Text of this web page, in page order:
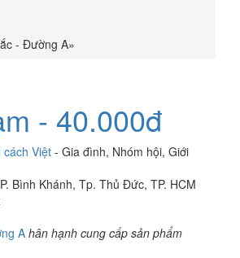
- Đường A»
- 40.000đ
cách Việt- Gia đình, Nhóm hội, Giới
Bình Khánh, Tp. Thủ Đức, TP. HCM
A hân hạnh cung cấp sản phẩm